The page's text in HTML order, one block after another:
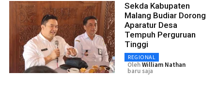
Sekda Kabupaten
Malang Budiar Dorong
Aparatur Desa
Tempuh Perguruan
Tinggi
REGIONAL
OlehWilliam Nathan
baru saja